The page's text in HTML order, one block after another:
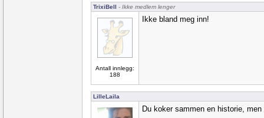
TrixiBell - Ikke medlem lenger
Antall innlegg:
188
Ikke bland meg inn!
LilleLaila
Du koker sammen en historie,